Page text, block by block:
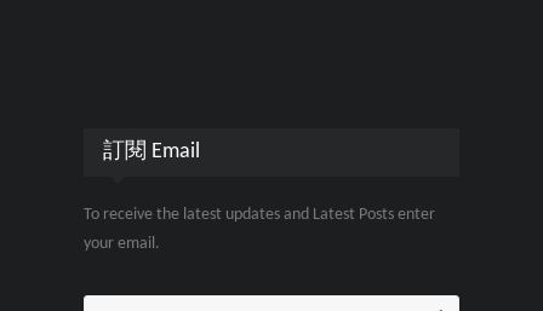
訂閱 Email
To receive the latest updates and Latest Posts enter
your email.